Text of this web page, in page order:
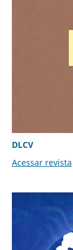
DLCV
Acessar revista